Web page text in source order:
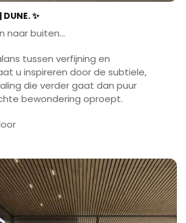
✨
naar buiten...
tussen verfijning en
u inspireren door de subtiele,
die verder gaat dan puur
bewondering oproept.